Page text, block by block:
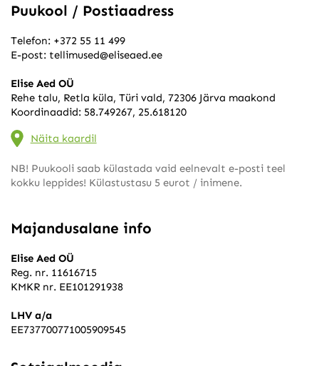
Puukool / Postiaadress
Telefon: +372 55 11 499
E-post: tellimused@eliseaed.ee
Elise Aed OÜ
Rehe talu, Retla küla, Türi vald, 72306 Järva maakond
Koordinaadid: 58.749267, 25.618120
Näita kaardil
NB! Puukooli saab külastada vaid eelnevalt e-posti teel
kokku leppides! Külastustasu 5 eurot / inimene.
Majandusalane info
Elise Aed OÜ
Reg. nr. 11616715
KMKR nr. EE101291938
LHV a/a
EE737700771005909545